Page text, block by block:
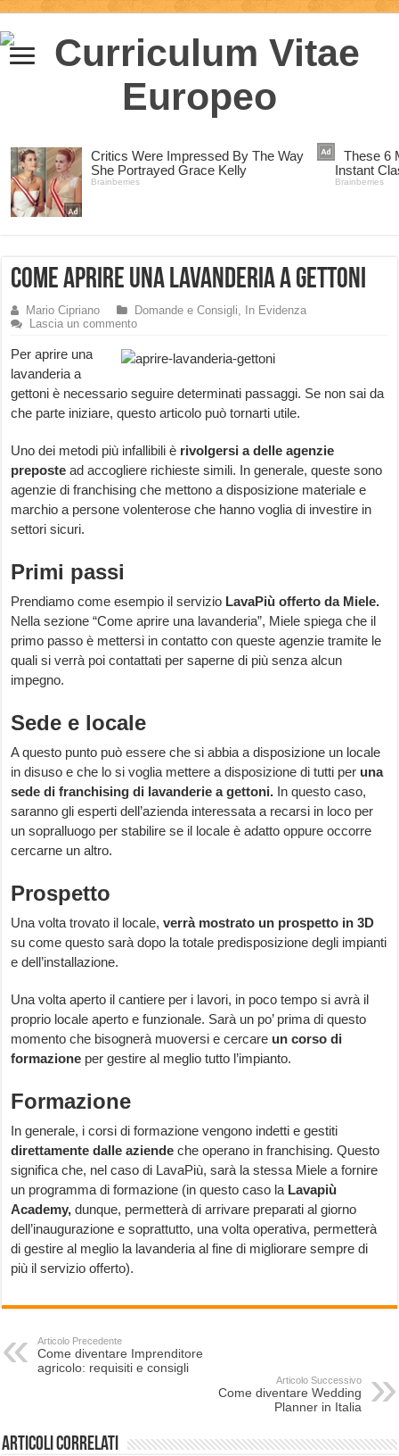
Come aprire una lavanderia a gettoni
Mario Cipriano Domande e Consigli,
In Evidenza
Lascia un commento
Per aprire una
lavanderia a
gettoni è necessario seguire determinati passaggi. Se non sai da
che parte iniziare, questo articolo può tornarti utile.
Uno dei metodi più infallibili è rivolgersi a delle agenzie
preposte ad accogliere richieste simili. In generale, queste sono
agenzie di franchising che mettono a disposizione materiale e
marchio a persone volenterose che hanno voglia di investire in
settori sicuri.
Primi passi
Prendiamo come esempio il servizio LavaPiù offerto da Miele.
Nella sezione “Come aprire una lavanderia”, Miele spiega che il
primo passo è mettersi in contatto con queste agenzie tramite le
quali si verrà poi contattati per saperne di più senza alcun
impegno.
Sede e locale
A questo punto può essere che si abbia a disposizione un locale
in disuso e che lo si voglia mettere a disposizione di tutti per una
sede di franchising di lavanderie a gettoni. In questo caso,
saranno gli esperti dell’azienda interessata a recarsi in loco per
un sopralluogo per stabilire se il locale è adatto oppure occorre
cercarne un altro.
Prospetto
Una volta trovato il locale,verrà mostrato un prospetto in 3D
su come questo sarà dopo la totale predisposizione degli impianti
e dell’installazione.
Una volta aperto il cantiere per i lavori, in poco tempo si avrà il
proprio locale aperto e funzionale. Sarà un po’ prima di questo
momento che bisognerà muoversi e cercare un corso di
formazione per gestire al meglio tutto l’impianto.
Formazione
In generale, i corsi di formazione vengono indetti e gestiti
direttamente dalle aziende che operano in franchising. Questo
significa che, nel caso di LavaPiù, sarà la stessa Miele a fornire
un programma di formazione (in questo caso la Lavapiù
Academy,dunque, permetterà di arrivare preparati al giorno
dell’inaugurazione e soprattutto, una volta operativa, permetterà
di gestire al meglio la lavanderia al fine di migliorare sempre di
più il servizio offerto).
Articolo Precedente
Come diventare Imprenditore
agricolo: requisiti e consigli
Articolo Successivo
Come diventare Wedding
Planner in Italia
Articoli correlati